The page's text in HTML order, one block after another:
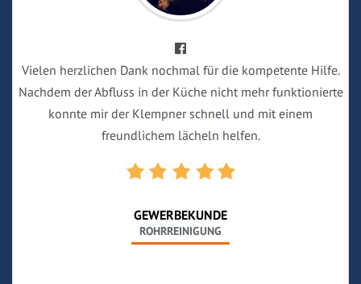
Vielen herzlichen Dank nochmal für die kompetente Hilfe.
Nachdem der Abfluss in der Küche nicht mehr funktionierte
konnte mir der Klempner schnell und mit einem
freundlichem lächeln helfen.
GEWERBEKUNDE
ROHRREINIGUNG